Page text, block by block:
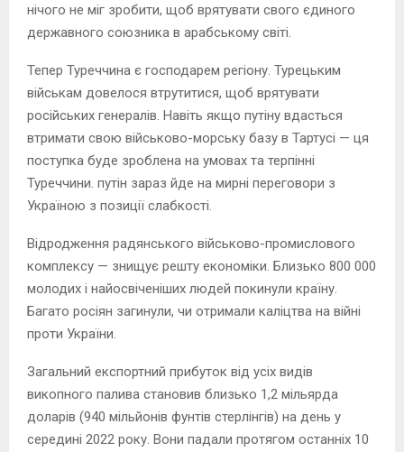
нічого не міг зробити, щоб врятувати свого єдиного
державного союзника в арабському світі.
Тепер Туреччина є господарем регіону. Турецьким
військам довелося втрутитися, щоб врятувати
російських генералів. Навіть якщо путіну вдасться
втримати свою військово-морську базу в Тартусі — ця
поступка буде зроблена на умовах та терпінні
Туреччини. путін зараз йде на мирні переговори з
Україною з позиції слабкості.
Відродження радянського військово-промислового
комплексу — знищує решту економіки. Близько 800 000
молодих і найосвіченіших людей покинули країну.
Багато росіян загинули, чи отримали каліцтва на війні
проти України.
Загальний експортний прибуток від усіх видів
викопного палива становив близько 1,2 мільярда
доларів (940 мільйонів фунтів стерлінгів) на день у
середині 2022 року. Вони падали протягом останніх 10